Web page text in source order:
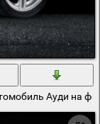
и остоновил
Ауди на